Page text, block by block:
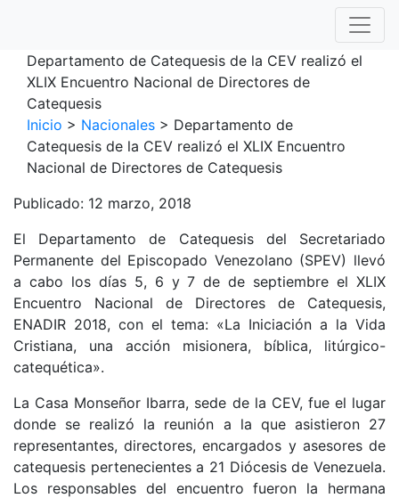
Departamento de Catequesis de la CEV realizó el
XLIX Encuentro Nacional de Directores de
Catequesis
Inicio > Nacionales > Departamento de
Catequesis de la CEV realizó el XLIX Encuentro
Nacional de Directores de Catequesis
Publicado: 12 marzo, 2018
El Departamento de Catequesis del Secretariado
Permanente del Episcopado Venezolano (SPEV) llevó
a cabo los días 5, 6 y 7 de de septiembre el XLIX
Encuentro Nacional de Directores de Catequesis,
ENADIR 2018, con el tema: «La Iniciación a la Vida
Cristiana, una acción misionera, bíblica, litúrgico-
catequética».
La Casa Monseñor Ibarra, sede de la CEV, fue el lugar
donde se realizó la reunión a la que asistieron 27
representantes, directores, encargados y asesores de
catequesis pertenecientes a 21 Diócesis de Venezuela.
Los responsables del encuentro fueron la hermana